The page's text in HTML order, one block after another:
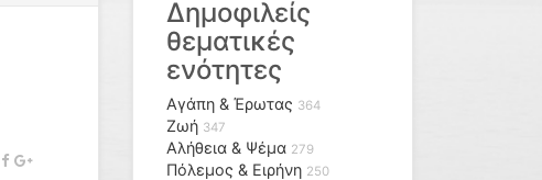
Δημοφιλείς
θεματικές
ενότητες
Αγάπη & Έρωτας 364
Ζωή 347
Αλήθεια & Ψέμα 279
Πόλεμος & Ειρήνη 250